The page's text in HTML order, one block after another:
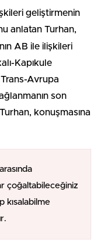
geliştirmenin
anlatan Turhan,
AB ile ilişkileri
Kapıkule
Avrupa
son
konuşmasına
çoğaltabileceğiniz
kısalabilme